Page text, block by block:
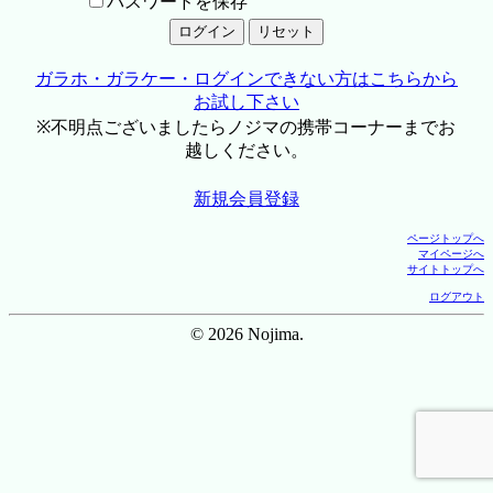
ガラホ・ガラケー・ログインできない方はこちらから
お試し下さい
※不明点ございましたらノジマの携帯コーナーまでお
越しください。
新規会員登録
ページトップへ
マイページへ
サイトトップへ
ログアウト
© 2026 Nojima.